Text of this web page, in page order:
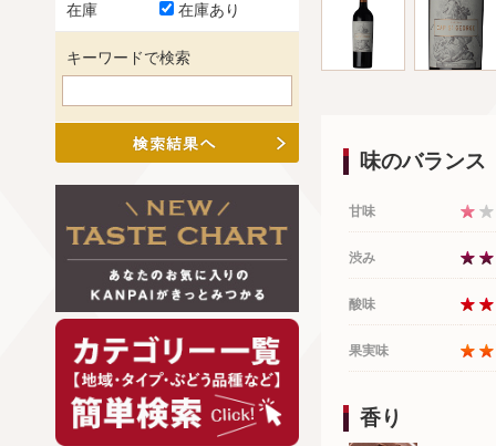
味のバランス
甘味
渋み
酸味
果実味
香り
在庫 在庫あり
キーワードで検索